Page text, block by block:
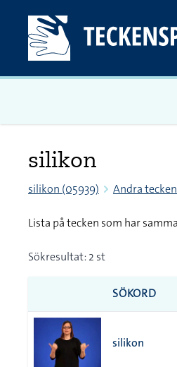
silikon
silikon (05939) Andra
Lista på tecken som har
Sökresultat: 2 st
SÖKORD
silikon